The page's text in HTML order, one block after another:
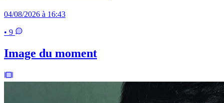
04/08/2026 à 16:43
• 9
Image du moment